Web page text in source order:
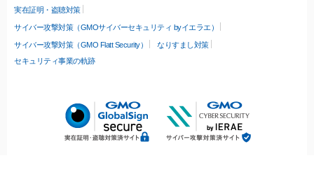
実在証明・盗聴対策
サイバー攻撃対策（GMOサイバーセキュリティ byイエラエ）
サイバー攻撃対策（GMO Flatt Security）
なりすまし対策
セキュリティ事業の軌跡